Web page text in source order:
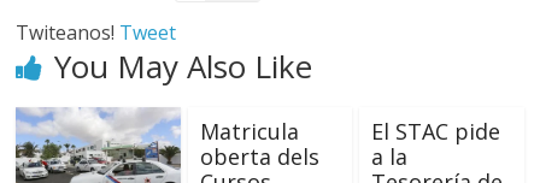
Twiteanos! Tweet
You May Also Like
Matricula
oberta dels
El STAC pide
a la